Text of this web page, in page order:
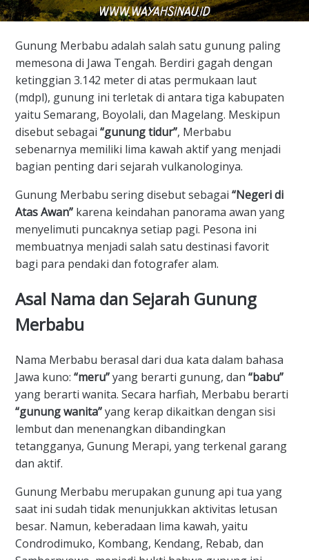
​Gunung Merbabu adalah salah satu gunung paling
memesona di Jawa Tengah. Berdiri gagah dengan
ketinggian 3.142 meter di atas permukaan laut
(mdpl), gunung ini terletak di antara tiga kabupaten
yaitu Semarang, Boyolali, dan Magelang. Meskipun
disebut sebagai “gunung tidur”, Merbabu
sebenarnya memiliki lima kawah aktif yang menjadi
bagian penting dari sejarah vulkanologinya.
​Gunung Merbabu sering disebut sebagai “Negeri di
Atas Awan” karena keindahan panorama awan yang
menyelimuti puncaknya setiap pagi. Pesona ini
membuatnya menjadi salah satu destinasi favorit
bagi para pendaki dan fotografer alam.
​Asal Nama dan Sejarah Gunung
Merbabu
​Nama Merbabu berasal dari dua kata dalam bahasa
Jawa kuno: “meru”yang berarti gunung, dan “babu”
yang berarti wanita. Secara harfiah, Merbabu berarti
“gunung wanita”yang kerap dikaitkan dengan sisi
lembut dan menenangkan dibandingkan
tetangganya, Gunung Merapi, yang terkenal garang
dan aktif.
​Gunung Merbabu merupakan gunung api tua yang
saat ini sudah tidak menunjukkan aktivitas letusan
besar. Namun, keberadaan lima kawah, yaitu
Condrodimuko, Kombang, Kendang, Rebab, dan